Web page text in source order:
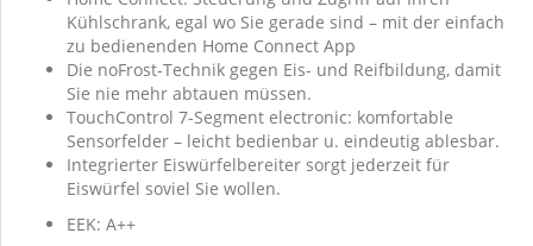
Kühlschrank, egal wo Sie gerade sind – mit der einfach
zu bedienenden Home Connect App
Die noFrost-Technik gegen Eis- und Reifbildung, damit
Sie nie mehr abtauen müssen.
TouchControl 7-Segment electronic: komfortable
Sensorfelder – leicht bedienbar u. eindeutig ablesbar.
Integrierter Eiswürfelbereiter sorgt jederzeit für
Eiswürfel soviel Sie wollen.
EEK: A++